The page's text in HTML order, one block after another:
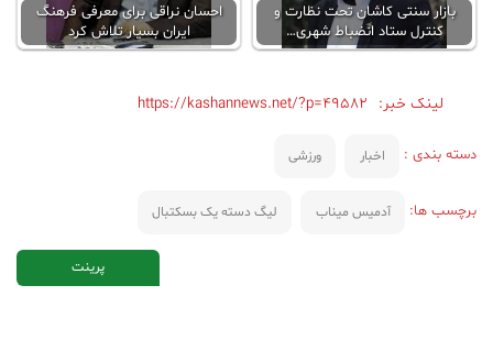
بازار سنتی کاشان تحت نظارت و
کنترل ستاد انضباط شهری…
احسان نراقی برای معرفی فرهنگ
ایران بسیار تلاش کرد
لینک خبر: https://kashannews.net/?p=49582
دسته بندی : اخبار ورزشی
برچسب ها: آدمیس میناب لیگ دسته یک بسکتبال
پرینت